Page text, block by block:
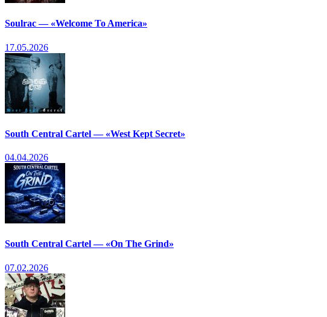
Soulrac — «Welcome To America»
17.05.2026
South Central Cartel — «West Kept Secret»
04.04.2026
South Central Cartel — «On The Grind»
07.02.2026